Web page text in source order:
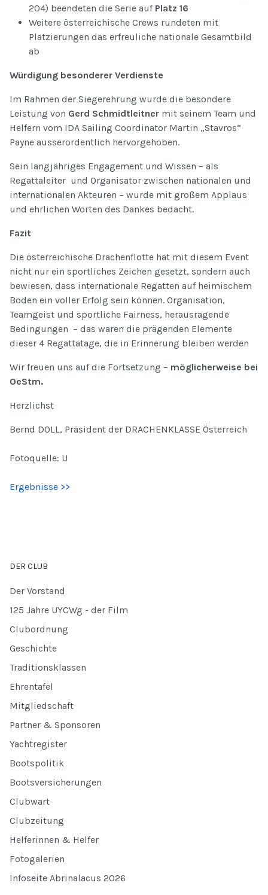
204) beendeten die Serie auf Platz 16
Weitere österreichische Crews rundeten mit
Platzierungen das erfreuliche nationale Gesamtbild
ab
Würdigung besonderer Verdienste
Im Rahmen der Siegerehrung wurde die besondere
Leistung von Gerd Schmidtleitner mit seinem Team und
Helfern vom IDA Sailing Coordinator Martin „Stavros“
Payne ausserordentlich hervorgehoben.
Sein langjähriges Engagement und Wissen – als
Regattaleiter und Organisator zwischen nationalen und
internationalen Akteuren – wurde mit großem Applaus
und ehrlichen Worten des Dankes bedacht.
Fazit
Die österreichische Drachenflotte hat mit diesem Event
nicht nur ein sportliches Zeichen gesetzt, sondern auch
bewiesen, dass internationale Regatten auf heimischem
Boden ein voller Erfolg sein können. Organisation,
Teamgeist und sportliche Fairness, herausragende
Bedingungen – das waren die prägenden Elemente
dieser 4 Regattatage, die in Erinnerung bleiben werden
Wir freuen uns auf die Fortsetzung – möglicherweise bei
OeStm.
Herzlichst
Bernd DOLL, Präsident der DRACHENKLASSE Österreich
Fotoquelle: U
Ergebnisse >>
DER CLUB
Der Vorstand
125 Jahre UYCWg - der Film
Clubordnung
Geschichte
Traditionsklassen
Ehrentafel
Mitgliedschaft
Partner & Sponsoren
Yachtregister
Bootspolitik
Bootsversicherungen
Clubwart
Clubzeitung
Helferinnen & Helfer
Fotogalerien
Infoseite Abrinalacus 2026